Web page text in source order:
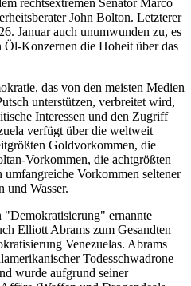
John Bolton. Letzterer
Januar auch unumwunden zu, es
Öl-Konzernen die Hoheit über das
das von den meisten Medien
unterstützen, verbreitet wird,
Interessen und den Zugriff
verfügt über die weltweit
Goldvorkommen, die
Vorkommen, die achtgrößten
Vorkommen seltener
und Wasser.
ernannte
Elliott Abrams zum Gesandten
Venezuelas. Abrams
Todesschwadrone
wurde aufgrund seiner